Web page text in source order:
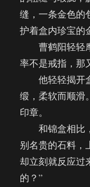
缝，一条金色的
护着盒内珍宝的
曹鹤阳轻轻摩
率不是戒指，那
他轻轻揭开盒
缎，柔软而顺滑
印章。
和锦盒相比，
别名贵的石料，
却立刻就反应
的？”